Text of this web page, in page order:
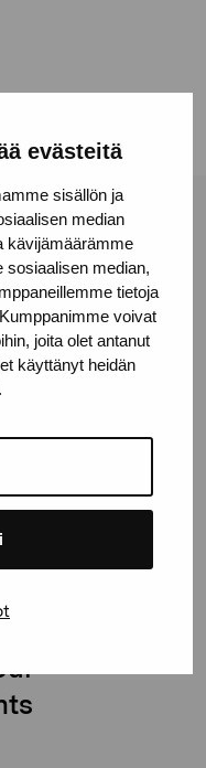
evästeitä
sisällön ja
median
kävijämäärämme
median,
tietoja
voivat
joita olet antanut
käyttänyt heidän